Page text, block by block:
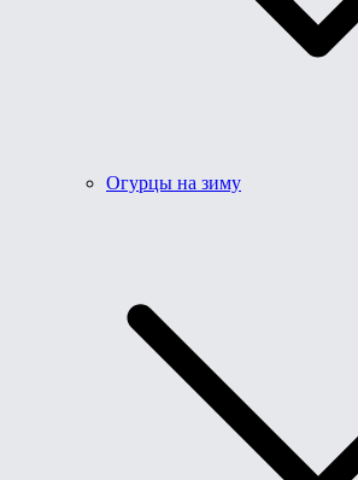
Огурцы на зиму